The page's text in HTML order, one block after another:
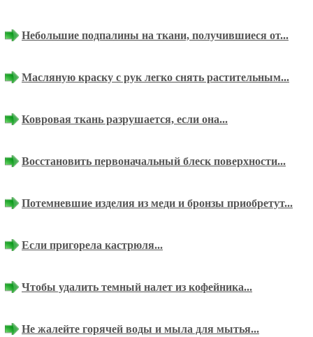
Небольшие подпалины на ткани, получившиеся от...
Масляную краску с рук легко снять растительным...
Ковровая ткань разрушается, если она...
Восстановить первоначальный блеск поверхности...
Потемневшие изделия из меди и бронзы приобретут...
Если пригорела кастрюля...
Чтобы удалить темный налет из кофейника...
Не жалейте горячей воды и мыла для мытья...